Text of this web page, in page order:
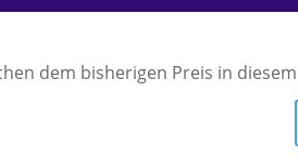
dem bisherigen Preis in